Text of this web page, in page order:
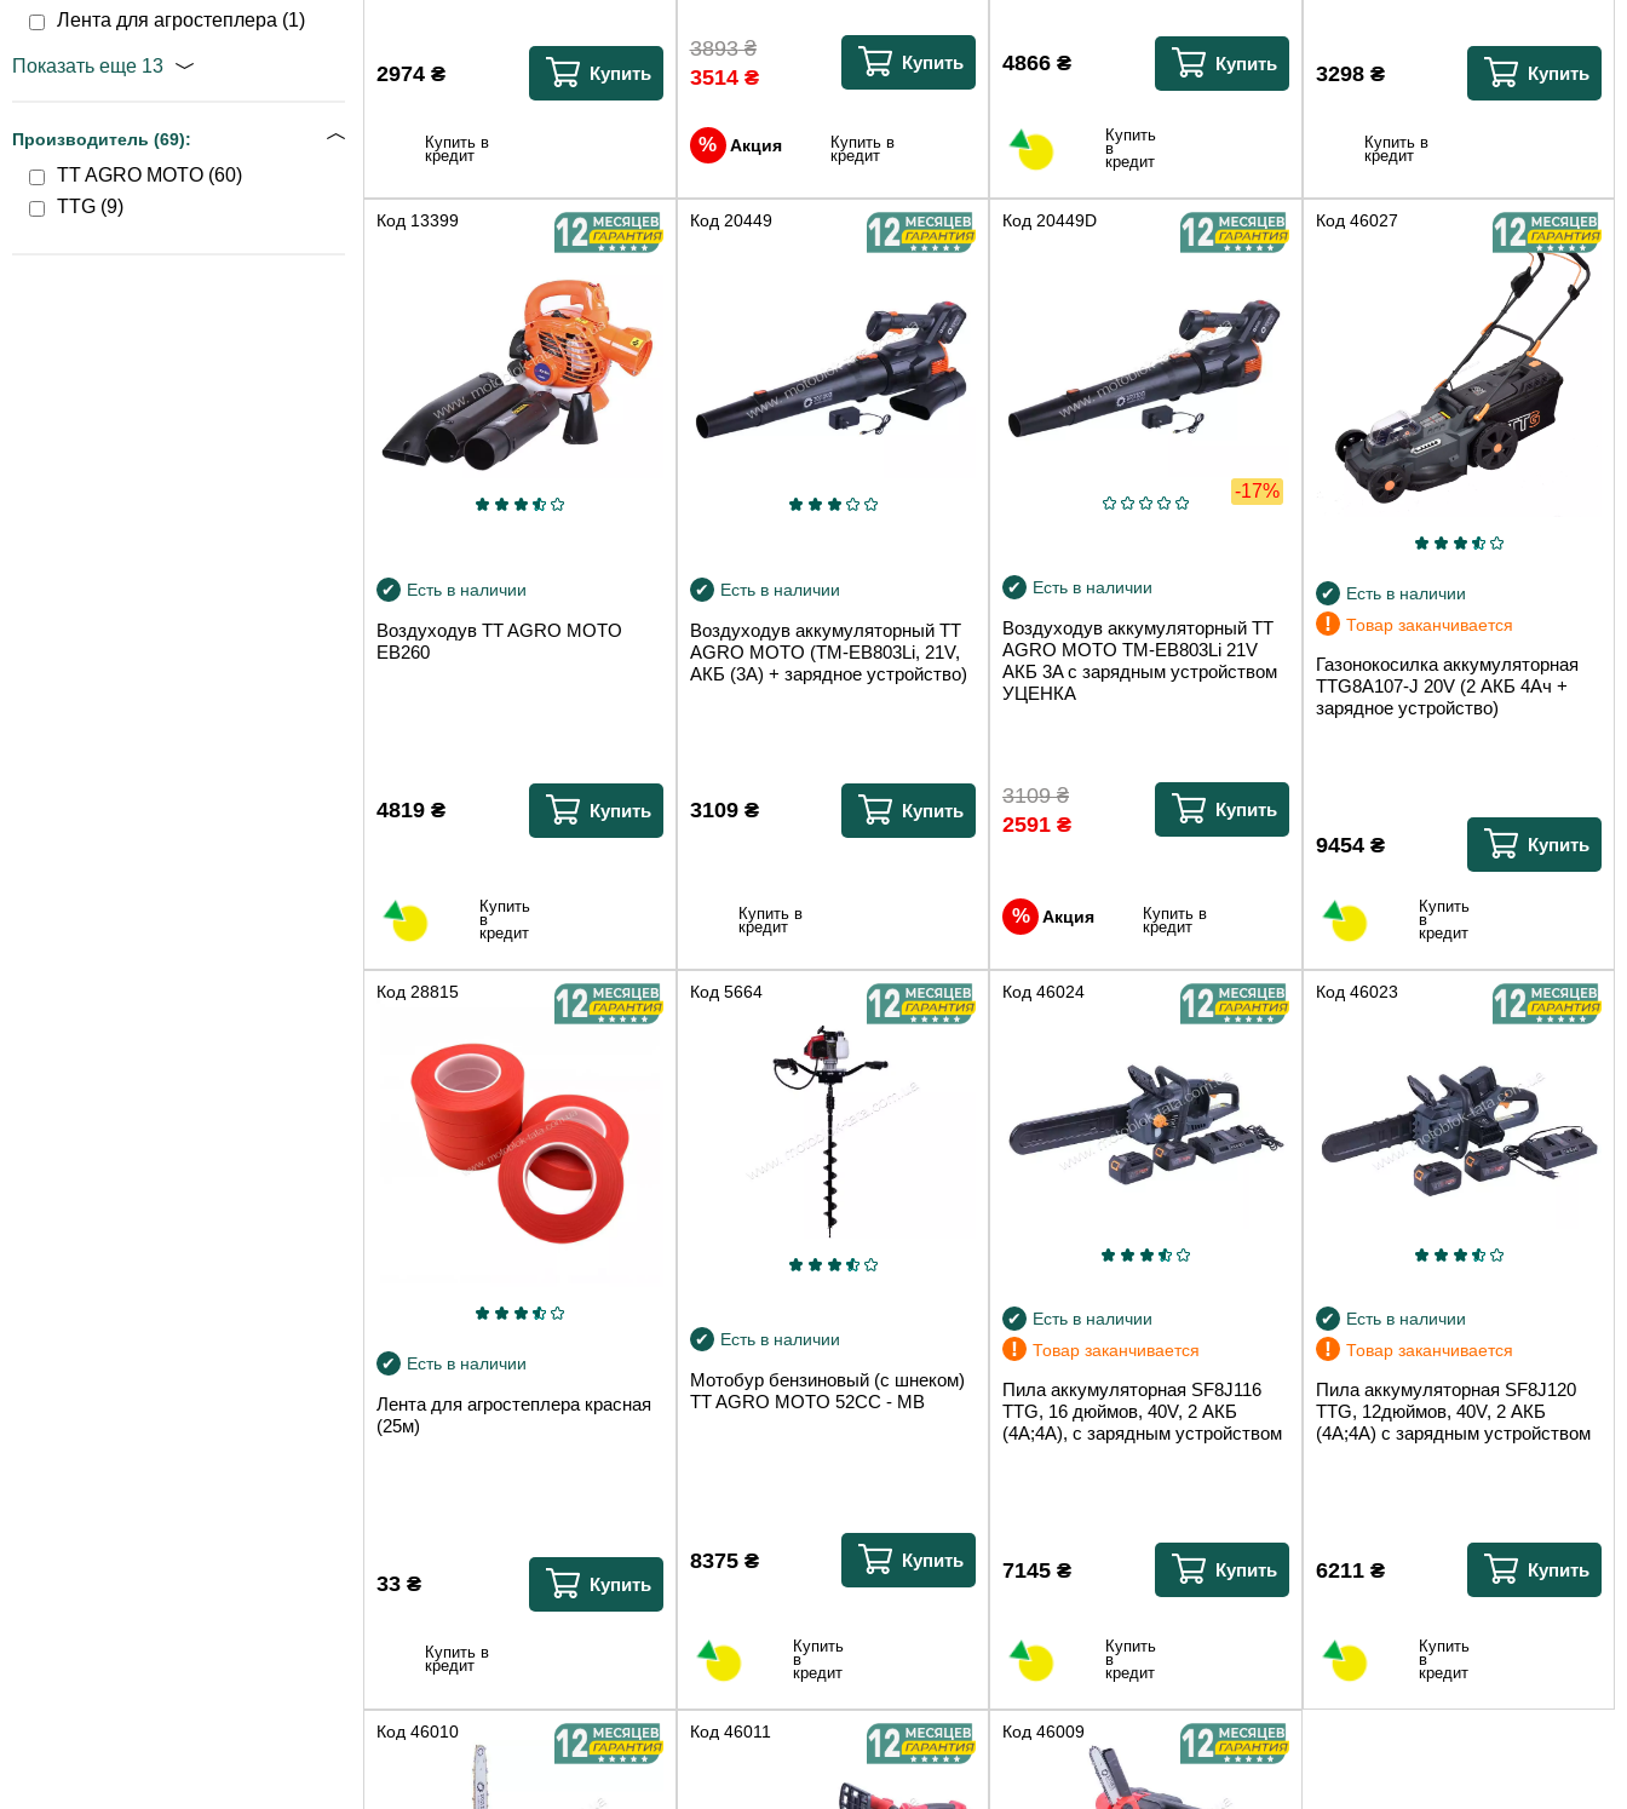
Лента для агростеплера (1)
Показать еще 13
Производитель (69):
TT AGRO MOTO (60)
TTG (9)
2974 ₴ Купить
Купить в
кредит
3514₴
3893₴
Купить
Акция Купить в
кредит
4866 ₴ Купить
Купить
в
кредит
3298₴ Купить
Купить в
кредит
Код 13399
Есть в наличии
Воздуходув TT AGRO MOTO
EB260
4819 ₴ Купить
Купить
в
кредит
Код 20449
Есть в наличии
Воздуходув аккумуляторный TT
AGRO MOTO (TM-EB803Li, 21V,
АКБ (3A) + зарядное устройство)
3109₴ Купить
Купить в
кредит
Код 20449D
-17%
Есть в наличии
Воздуходув аккумуляторный TT
AGRO MOTO TM-EB803Li 21V
АКБ 3A с зарядным устройством
УЦЕНКА
2591 ₴
3109₴
Купить
Акция Купить в
кредит
Код 46027
Есть в наличии
! Товар заканчивается
Газонокосилка аккумуляторная
TTG8A107-J 20V (2 АКБ 4Ач +
зарядное устройство)
9454₴ Купить
Купить
в
кредит
Код 28815
Есть в наличии
Лента для агростеплера красная
(25м)
33 ₴ Купить
Купить в
кредит
Код 5664
Есть в наличии
Мотобур бензиновый (с шнеком)
TT AGRO MOTO 52СС - MB
8375₴ Купить
Купить
в
кредит
Код 46024
Есть в наличии
! Товар заканчивается
Пила аккумуляторная SF8J116
TTG, 16 дюймов, 40V, 2 АКБ
(4A;4A), с зарядным устройством
7145 ₴ Купить
Купить
в
кредит
Код 46023
Есть в наличии
! Товар заканчивается
Пила аккумуляторная SF8J120
TTG, 12дюймов, 40V, 2 АКБ
(4A;4A) с зарядным устройством
6211₴ Купить
Купить
в
кредит
Код 46010 Код 46011 Код 46009